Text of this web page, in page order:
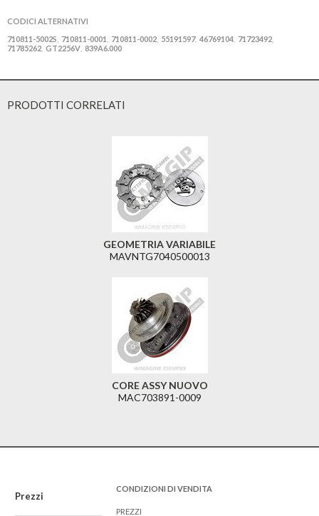
CODICI ALTERNATIVI
710811-5002S
710811-0001 710811-0002 55191597, 46769104 71723492
71785262 GT2256V 839A6.000
PRODOTTI CORRELATI
GEOMETRIA VARIABILE
MAVNTG7040500013
CORE ASSY NUOVO
MAC703891-0009
Prezzi
CONDIZIONI DI VENDITA
PREZZI